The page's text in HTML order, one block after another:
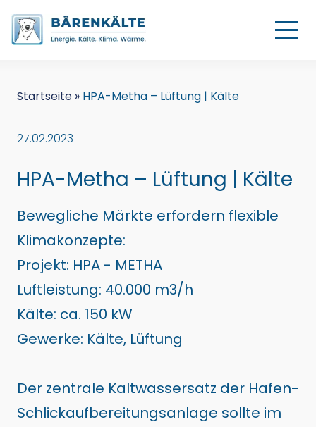
Startseite » HPA-Metha – Lüftung | Kälte
27.02.2023
HPA-Metha – Lüftung | Kälte
Bewegliche Märkte erfordern flexible
Klimakonzepte:
Projekt: HPA - METHA
Luftleistung: 40.000 m3/h
Kälte: ca. 150 kW
Gewerke: Kälte, Lüftung
Der zentrale Kaltwassersatz der Hafen-
Schlickaufbereitungsanlage sollte im